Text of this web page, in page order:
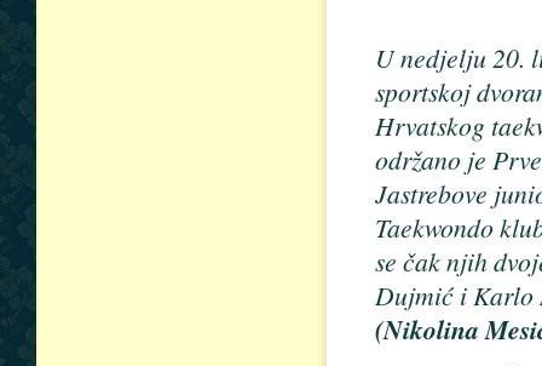
U nedjelju 20.
sportskoj
Hrvatskog
održano je
Jastrebove
Taekwondo
se čak njih
Dujmić i Karlo
(Nikolina